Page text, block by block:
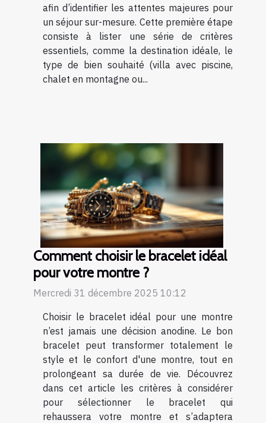
afin d’identifier les attentes majeures pour
un séjour sur-mesure. Cette première étape
consiste à lister une série de critères
essentiels, comme la destination idéale, le
type de bien souhaité (villa avec piscine,
chalet en montagne ou...
Comment choisir le bracelet idéal
pour votre montre ?
Mercredi 31 décembre 2025 10:12
Choisir le bracelet idéal pour une montre
n’est jamais une décision anodine. Le bon
bracelet peut transformer totalement le
style et le confort d'une montre, tout en
prolongeant sa durée de vie. Découvrez
dans cet article les critères à considérer
pour sélectionner le bracelet qui
rehaussera votre montre et s’adaptera